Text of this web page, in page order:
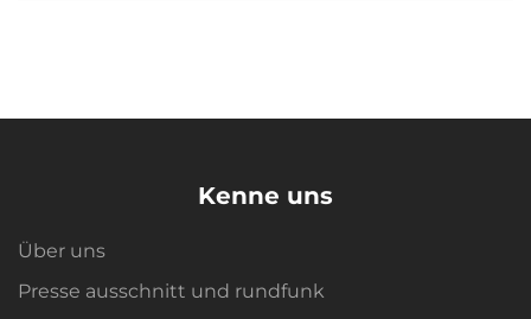
Kenne uns
Über uns
Presse ausschnitt und rundfunk